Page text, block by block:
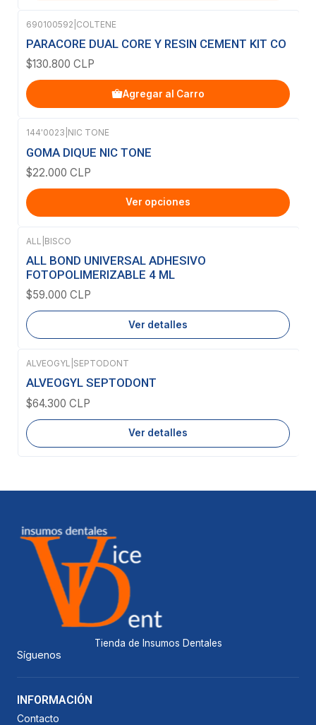
690100592 COLTENE
PARACORE DUAL CORE Y RESIN CEMENT KIT CO
$130.800 CLP
Agregar al Carro
144'0023 NIC TONE
GOMA DIQUE NIC TONE
$22.000 CLP
Ver opciones
Agotado
ALL BISCO
ALL BOND UNIVERSAL ADHESIVO
FOTOPOLIMERIZABLE 4 ML
$59.000 CLP
Ver detalles
Agotado
ALVEOGYL SEPTODONT
ALVEOGYL SEPTODONT
$64.300 CLP
Ver detalles
Tienda de Insumos Dentales
Síguenos
INFORMACIÓN
Contacto